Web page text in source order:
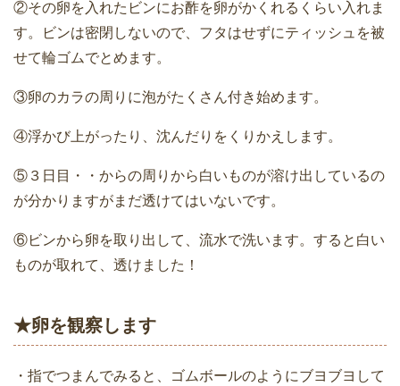
②その卵を入れたビンにお酢を卵がかくれるくらい入れま
す。ビンは密閉しないので、フタはせずにティッシュを被
せて輪ゴムでとめます。
③卵のカラの周りに泡がたくさん付き始めます。
④浮かび上がったり、沈んだりをくりかえします。
⑤３日目・・からの周りから白いものが溶け出しているの
が分かりますがまだ透けてはいないです。
⑥ビンから卵を取り出して、流水で洗います。すると白い
ものが取れて、透けました！
★卵を観察します
・指でつまんでみると、ゴムボールのようにブヨブヨして